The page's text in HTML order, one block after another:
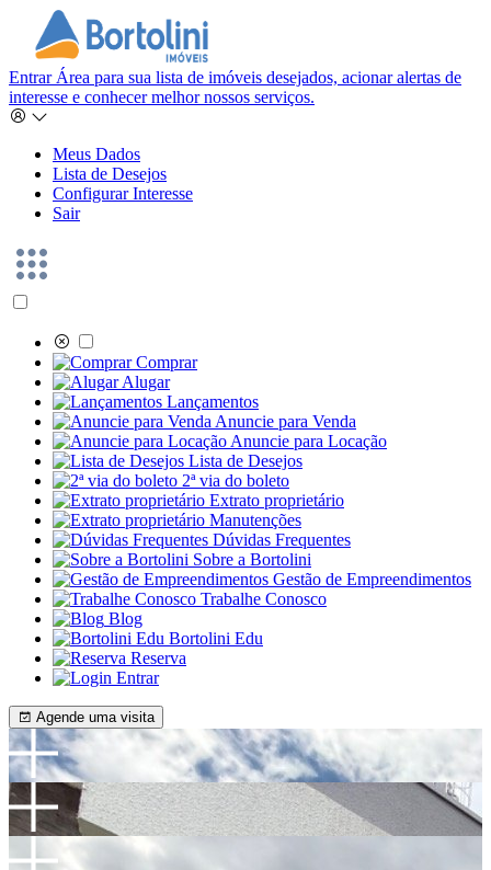
Entrar Área para sua lista de imóveis desejados, acionar alertas de
interesse e conhecer melhor nossos serviços.
Meus Dados
Lista de Desejos
Configurar Interesse
Sair
Comprar
Alugar
Lançamentos
Anuncie para Venda
Anuncie para Locação
Lista de Desejos
2ª via do boleto
Extrato proprietário
Manutenções
Dúvidas Frequentes
Sobre a Bortolini
Gestão de Empreendimentos
Trabalhe Conosco
Blog
Bortolini Edu
Reserva
Entrar
Agende uma visita